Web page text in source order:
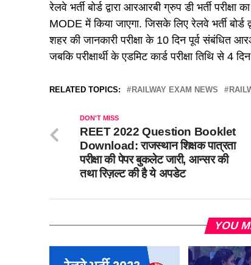
रेलवे भर्ती बोर्ड द्वारा आरआरबी ग्रुप डी भर्ती
MODE में किया जाएगा. जिसके लिए रेलवे भर्ती बोर्ड
शहर की जानकारी परीक्षा के 10 दिन पूर्व संबंधित
जबकि परीक्षार्थी के एडमिट कार्ड परीक्षा तिथि से 4
RELATED TOPICS: RAILWAY EXAM NEWS
DON'T MISS
REET 2022 Question Booklet
Download: राजस्थान शिक्षक पात्रता
परीक्षा की पेपर बुकलेट जारी, आन्सर की
तथा रिज़ल्ट की है ये अपडेट
YOU